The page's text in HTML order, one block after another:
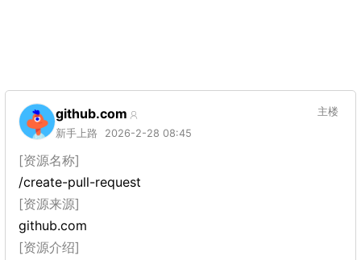
github.com
新手上路 2026-2-28 08:45
主楼
[资源名称]
/create-pull-request
[资源来源]
github.com
[资源介绍]